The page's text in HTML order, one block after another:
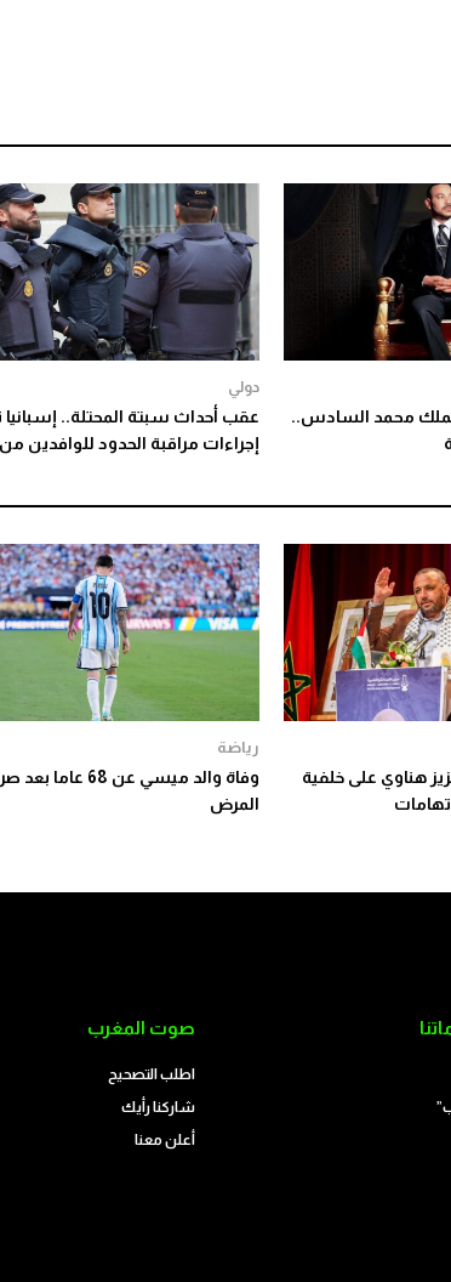
محمد السادس..
دولي
عقب أحداث سبتة المحتلة..
إجراءات مراقبة الحدود للوافدين من
هناوي على خلفية
رياضة
وفاة والد ميسي عن 68
المرض
صوت المغرب
اطلب التصحيح
شاركنا رأيك
أعلن معنا